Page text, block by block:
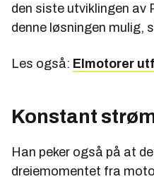
den siste utviklingen av
denne løsningen mulig,
Les også: Elmotorer
Konstant
Han peker også på at
dreiemomentet fra